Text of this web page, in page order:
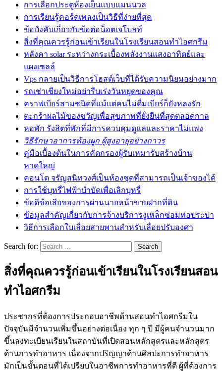
การเลือกประตูห้องเย็นแบบแมนนวล
การเรียนรู้คอร์ดเพลงเป็นวิธีที่ง่ายที่สุด
ข้อบังคับเกี่ยวกับข้อต่อน็อตเจโบลท์
สิ่งที่คุณควรรู้ก่อนเข้าเรียนในโรงเรียนสอนทำไอศกรีม
หลังคา solar ระหว่างกระเบื้องพลังงานแสงอาทิตย์และ
แผงเซลล์
Vps กลายเป็นวิธีการโฮสต์เว็บที่ได้รับความนิยมอย่างมาก
รถเช่าเชียงใหม่อย่ารีบเร่งวันหยุดของคุณ
คราฟเบียร์สามชนิดที่แม้แต่คนไม่ดื่มเบียร์ก็ยังหลงรัก
ตะกร้าผลไม้ของขวัญเพื่อสุขภาพที่ยั่งยืนที่สุดตลอดกาล
หอพัก รังสิตที่พักที่มีการควบคุมดูแลและราคาไม่แพง
วิธีรักษาอาการท้องผูก ผู้สูงอายุอย่างถาวร
คู่มือเบื้องต้นในการคัดกรองผู้รับเหมารับสร้างบ้าน
หาดใหญ่
คอนโด จรัญสนิทวงศ์เป็นห้องชุดที่สามารถเป็นเจ้าของได้
การใช้บุหรี่ไฟฟ้าบำบัดเพื่อเลิกบุหรี่
ข้อดีข้อเสียของการผ่านนายหน้าขายฝากที่ดิน
ข้อมูลสำคัญเกี่ยวกับการจ้างบริการงูเหล็กซ่อมท่อประปา
วิธีการเลือกใบเลื่อยสายพานสำหรับเลื่อยปรับองศา
Search for:
สิ่งที่คุณควรรู้ก่อนเข้าเรียนในโรงเรียนสอน
ทำไอศกรีม
ประชากรที่ต้องการประกอบอาชีพด้านสอนทำไอศกรีมใน
ปัจจุบันมีจำนวนเพิ่มขึ้นอย่างต่อเนื่อง ทุก ๆ ปี มีผู้คนจำนวนมาก
ขึ้นลงทะเบียนเรียนในสถาบันที่เปิดสอนหลักสูตรและหลักสูตร
ด้านการทำอาหาร เนื่องจากปริญญาด้านศิลปะการทำอาหาร
มักเป็นขั้นตอนที่ได้เปรียบในอาชีพการทำอาหารที่ดี ผู้ที่ต้องการ